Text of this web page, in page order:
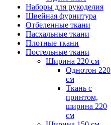
Наборы для рукоделия
Швейная фурнитура
Отбеленные ткани
Пасхальные ткани
Плотные ткани
Постельные ткани
Ширина 220 см
Однотон 220
см
Ткань с
принтом,
ширина 220
см